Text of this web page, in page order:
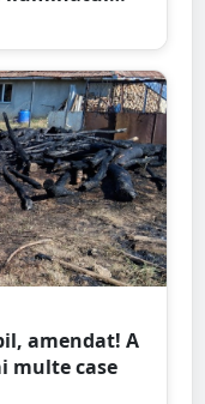
amendat! A
multe case